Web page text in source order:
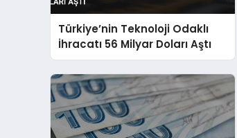
Türkiye’nin Teknoloji Odaklı
İhracatı 56 Milyar Doları Aştı